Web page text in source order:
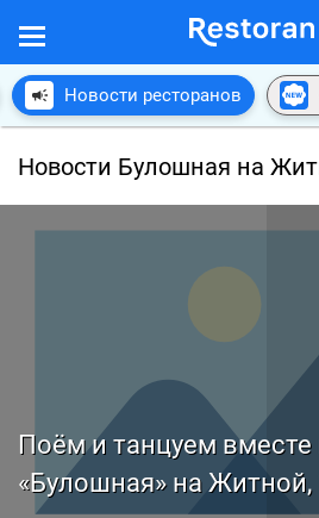
Новости ресторанов
Новости Булошная на
Поём и танцуем вместе
«Булошная» на Житной,